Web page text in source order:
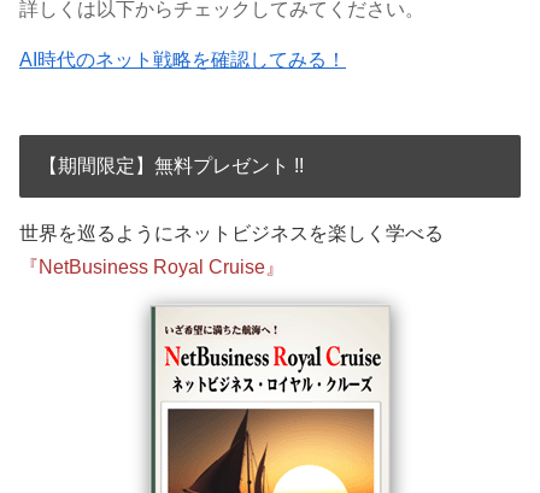
詳しくは以下からチェックしてみてください。
AI時代のネット戦略を確認してみる！
【期間限定】無料プレゼント !!
世界を巡るようにネットビジネスを楽しく学べる
『NetBusiness Royal Cruise』